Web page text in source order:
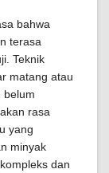
bahwa
terasa
Teknik
matang atau
belum
rasa
yang
minyak
dan